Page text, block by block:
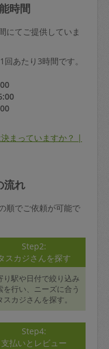
時間
にてご提供していま
あたり3時間です。
まっていますか？ |
流れ
順でご依頼が可能で
Step2:
スカジさんを探す
り駅や日付で絞り込み
を行い、ニーズに合う
スカジさんを探す。
Step4:
支払いとレビュー